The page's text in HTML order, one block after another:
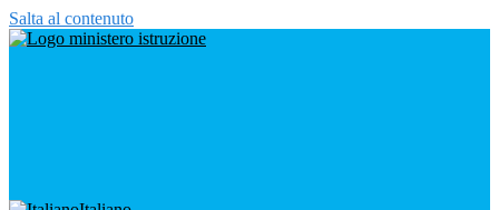
Salta al contenuto